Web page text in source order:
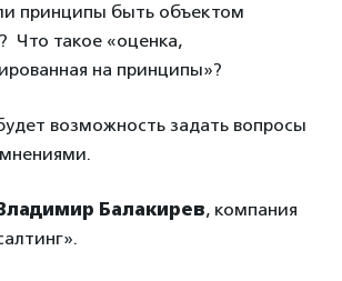
принципы быть объектом
Что такое «оценка,
на принципы»?
возможность задать вопросы
Балакирев, компания